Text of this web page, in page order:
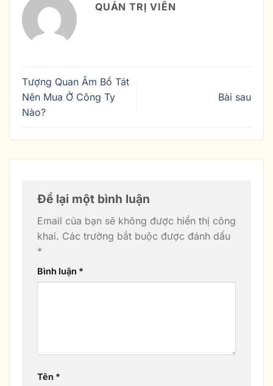
QUẢN TRỊ VIÊN
Tượng Quan Âm Bồ Tát
Nên Mua Ở Công Ty
Nào?
Bài sau
Để lại một bình luận
Email của bạn sẽ không được hiển thị công
khai. Các trường bắt buộc được đánh dấu
*
Bình luận *
Tên *